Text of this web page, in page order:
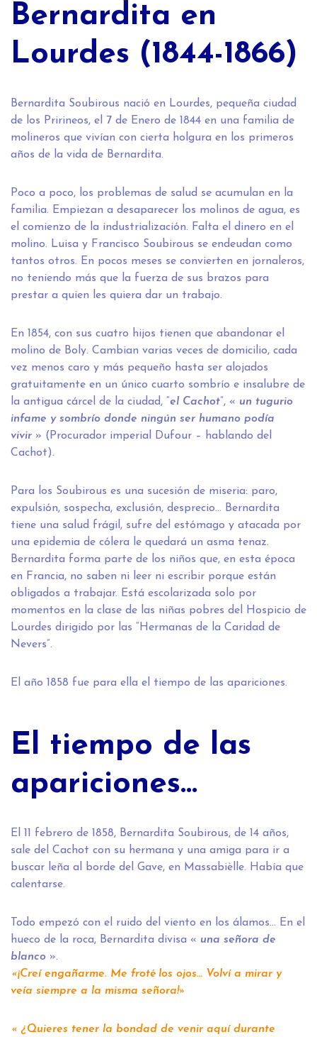
Bernardita en
Lourdes (1844-1866)
Bernardita Soubirous nació en Lourdes, pequeña ciudad
de los Pririneos, el 7 de Enero de 1844 en una familia de
molineros que vivían con cierta holgura en los primeros
años de la vida de Bernardita.
Poco a poco, los problemas de salud se acumulan en la
familia. Empiezan a desaparecer los molinos de agua, es
el comienzo de la industrialización. Falta el dinero en el
molino. Luisa y Francisco Soubirous se endeudan como
tantos otros. En pocos meses se convierten en jornaleros,
no teniendo más que la fuerza de sus brazos para
prestar a quien les quiera dar un trabajo.
En 1854, con sus cuatro hijos tienen que abandonar el
molino de Boly. Cambian varias veces de domicilio, cada
vez menos caro y más pequeño hasta ser alojados
gratuitamente en un único cuarto sombrío e insalubre de
la antigua cárcel de la ciudad, “el Cachot”, « un tugurio
infame y sombrío donde ningún ser humano podía
vivir » (Procurador imperial Dufour – hablando del
Cachot).
Para los Soubirous es una sucesión de miseria: paro,
expulsión, sospecha, exclusión, desprecio… Bernardita
tiene una salud frágil, sufre del estómago y atacada por
una epidemia de cólera le quedará un asma tenaz.
Bernardita forma parte de los niños que, en esta época
en Francia, no saben ni leer ni escribir porque están
obligados a trabajar. Está escolarizada solo por
momentos en la clase de las niñas pobres del Hospicio de
Lourdes dirigido por las “Hermanas de la Caridad de
Nevers”.
El año 1858 fue para ella el tiempo de las apariciones.
El tiempo de las
apariciones…
El 11 febrero de 1858, Bernardita Soubirous, de 14 años,
sale del Cachot con su hermana y una amiga para ir a
buscar leña al borde del Gave, en Massabièlle. Había que
calentarse.
Todo empezó con el ruido del viento en los álamos… En el
hueco de la roca, Bernardita divisa « una señora de
blanco ».
«¡Creí engañarme. Me froté los ojos… Volví a mirar y
veía siempre a la misma señora!»
« ¿Quieres tener la bondad de venir aquí durante